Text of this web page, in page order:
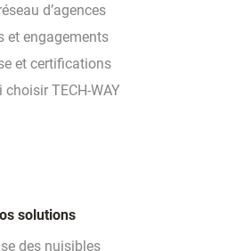
d’agences
et engagements
et certifications
choisir TECH-WAY
solutions
des nuisibles